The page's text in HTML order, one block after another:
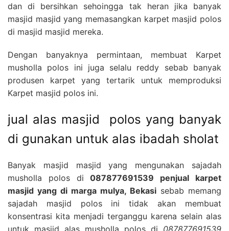
dan di bersihkan sehoingga tak heran jika banyak
masjid masjid yang memasangkan karpet masjid polos
di masjid masjid mereka.
Dengan banyaknya permintaan, membuat Karpet
musholla polos ini juga selalu reddy sebab banyak
produsen karpet yang tertarik untuk memproduksi
Karpet masjid polos ini.
jual alas masjid polos yang banyak
di gunakan untuk alas ibadah sholat
Banyak masjid masjid yang mengunakan sajadah
musholla polos di087877691539 penjual karpet
masjid yang di marga mulya, Bekasi sebab memang
sajadah masjid polos ini tidak akan membuat
konsentrasi kita menjadi terganggu karena selain alas
untuk masjid alas musholla polos di 087877691539